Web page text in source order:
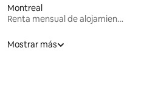
Montreal
Renta mensual de alojamientos
Mostrar más